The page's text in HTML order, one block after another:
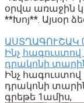
օրվա առաջին
**Խոյ**. Այսօր
ԱՍՏՂԱԳՈՒՇԱԿ
Ինչ
դրակոնի
Ինչ
դրակոնի
գրեթե 1ամիս,